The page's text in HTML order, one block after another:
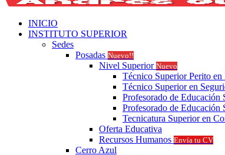
INICIO
INSTITUTO SUPERIOR
Sedes
Posadas Nuevo!!
Nivel Superior Nuevo
Técnico Superior Perito
Técnico Superior en
Profesorado de Educación
Profesorado de Educación
Tecnicatura Superior en
Oferta Educativa
Recursos Humanos Envía tu CV
Cerro Azul